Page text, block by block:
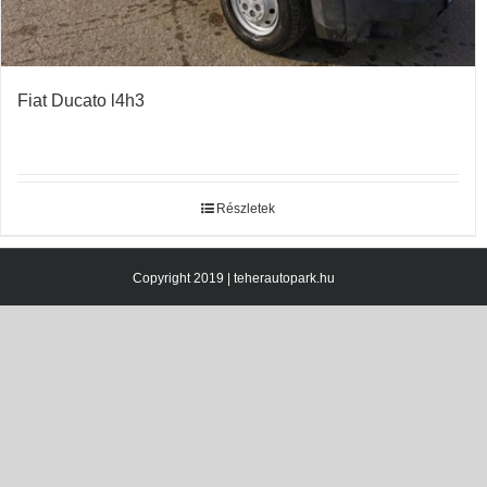
Fiat Ducato l4h3
Részletek
Copyright 2019 | teherautopark.hu